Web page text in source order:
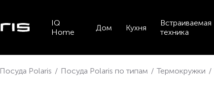
IQ
Home
Дом Кухня
Встраиваемая
техника
Посуда Polaris / Посуда Polaris по типам / Термокружки /